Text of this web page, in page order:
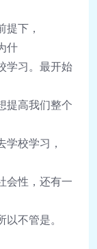
提下，
什
学习。最开始
提高我们整个
学校学习 ，
会性， 还有一
不管是。